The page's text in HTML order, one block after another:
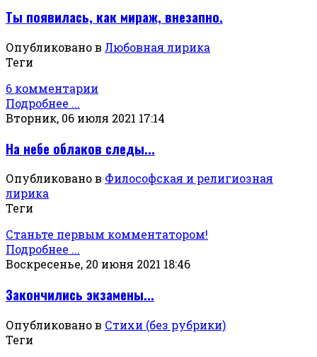
Ты появилась, как мираж, внезапно.
Опубликовано в Любовная лирика
Теги
6 комментарии
Подробнее ...
Вторник, 06 июля 2021 17:14
На небе облаков следы...
Опубликовано в Философская и религиозная
лирика
Теги
Станьте первым комментатором!
Подробнее ...
Воскресенье, 20 июня 2021 18:46
Закончились экзамены...
Опубликовано в Стихи (без рубрики)
Теги